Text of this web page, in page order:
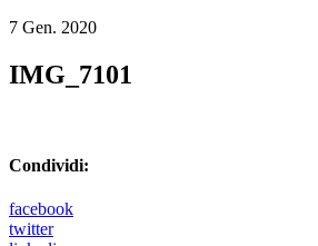
7 Gen. 2020
IMG_7101
Condividi:
facebook
twitter